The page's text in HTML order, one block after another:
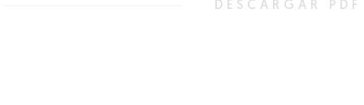
DESCARGAR PDF